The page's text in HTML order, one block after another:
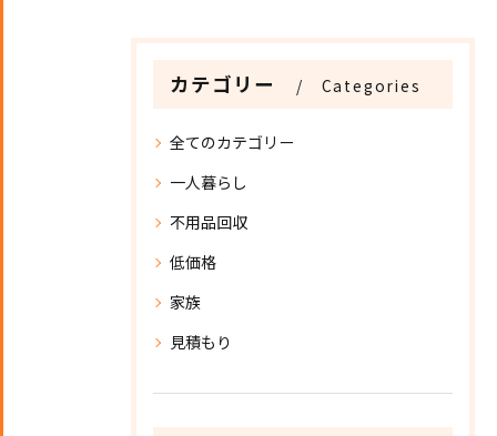
カテゴリー Categories
全てのカテゴリー
一人暮らし
不用品回収
低価格
家族
見積もり